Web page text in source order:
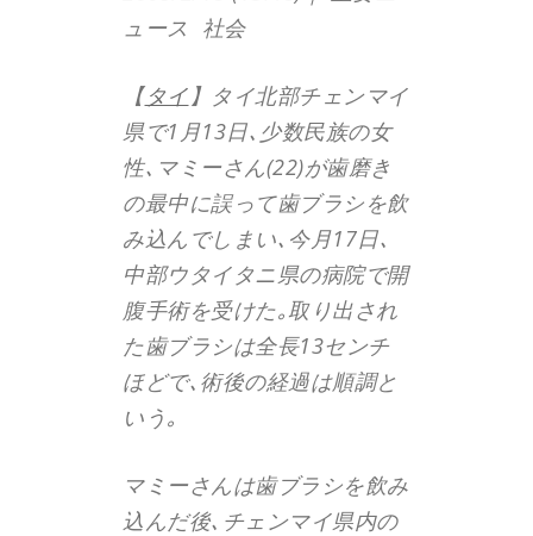
ュース 社会
【タイ】タイ北部チェンマイ
県で1月13日､少数民族の女
性､マミーさん(22)が歯磨き
の最中に誤って歯ブラシを飲
み込んでしまい､今月17日､
中部ウタイタニ県の病院で開
腹手術を受けた｡取り出され
た歯ブラシは全長13センチ
ほどで､術後の経過は順調と
いう｡
マミーさんは歯ブラシを飲み
込んだ後､チェンマイ県内の